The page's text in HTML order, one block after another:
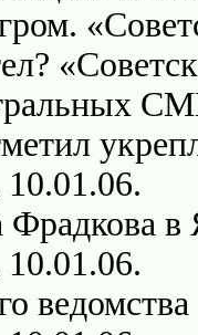
Фрадкова